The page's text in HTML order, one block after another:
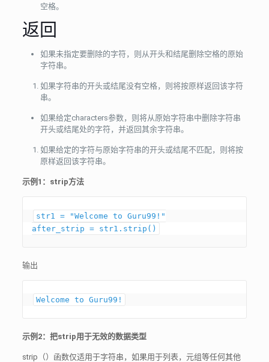
空格。
返回
如果未指定要删除的字符，则从开头和结尾删除空格的原始
字符串。
如果字符串的开头或结尾没有空格，则将按原样返回该字符
串。
如果给定characters参数，则将从原始字符串中删除字符串
开头或结尾处的字符，并返回其余字符串。
如果给定的字符与原始字符串的开头或结尾不匹配，则将按
原样返回该字符串。
示例1：strip方法
str1 = "Welcome to Guru99!"
输出
Welcome to Guru99!
示例2：把strip用于无效的数据类型
strip（）函数仅适用于字符串，如果用于列表，元组等任何其他